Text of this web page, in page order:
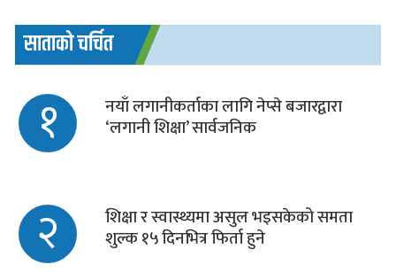
साताको चर्चित
१ नयाँ लगानीकर्ताका लागि नेप्से बजारद्वारा
‘लगानी शिक्षा’ सार्वजनिक
२ शिक्षा र स्वास्थ्यमा असुल भइसकेको समता
शुल्क १५ दिनभित्र फिर्ता हुने